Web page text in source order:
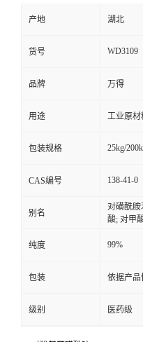
产地 湖北
货号 WD3109
品牌 万得
用途 工业原材
包装规格 25kg/
CAS编号 138-41-0
别名
对磺酰胺
酸; 对甲
纯度 99%
包装 依据产品
级别 医药级